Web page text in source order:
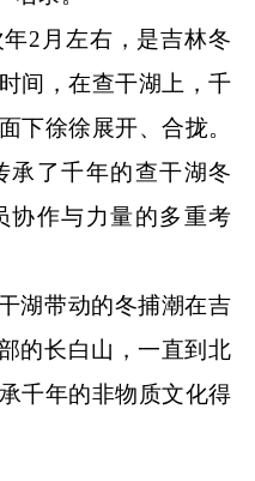
2月左右，是吉林冬
间，在查干湖上，千
下徐徐展开、合拢。
承了千年的查干湖冬
协作与力量的多重考
带动的冬捕潮在吉
的长白山，一直到北
千年的非物质文化得